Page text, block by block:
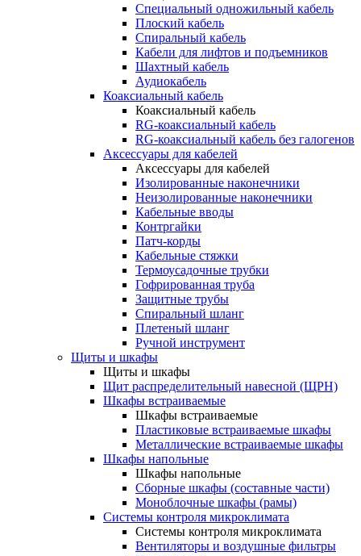
Специальный одножильный кабель
Плоский кабель
Спиральный кабель
Кабели для лифтов и подъемников
Шахтный кабель
Аудиокабель
Коаксиальный кабель
Коаксиальный кабель
RG-коаксиальный кабель
RG-коаксиальный кабель без галогенов
Аксессуары для кабелей
Аксессуары для кабелей
Изолированные наконечники
Неизолированные наконечники
Кабельные вводы
Контргайки
Патч-корды
Кабельные стяжки
Термоусадочные трубки
Гофрированная труба
Защитные трубы
Спиральный шланг
Плетеный шланг
Ручной инструмент
Щиты и шкафы
Щиты и шкафы
Щит распределительный навесной (ЩРН)
Шкафы встраиваемые
Шкафы встраиваемые
Пластиковые встраиваемые шкафы
Металлические встраиваемые шкафы
Шкафы напольные
Шкафы напольные
Сборные шкафы (составные части)
Моноблочные шкафы (рамы)
Системы контроля микроклимата
Системы контроля микроклимата
Вентиляторы и воздушные фильтры